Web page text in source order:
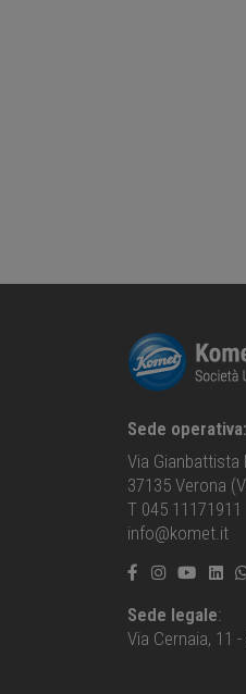
Sede operativa:
Via Gianbattista
37135 Verona
T 045 11171911
info@komet.it
Sede legale:
Via Cernaia, 11